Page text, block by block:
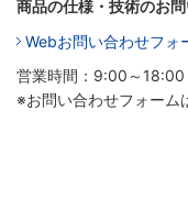
商品の仕様・技術のお
Webお問い合わせフォ
営業時間：9:00～18:00
※お問い合わせフォーム